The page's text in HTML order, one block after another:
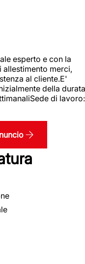
esperto e con la
merci,
al cliente.E'
della durata
di lavoro: